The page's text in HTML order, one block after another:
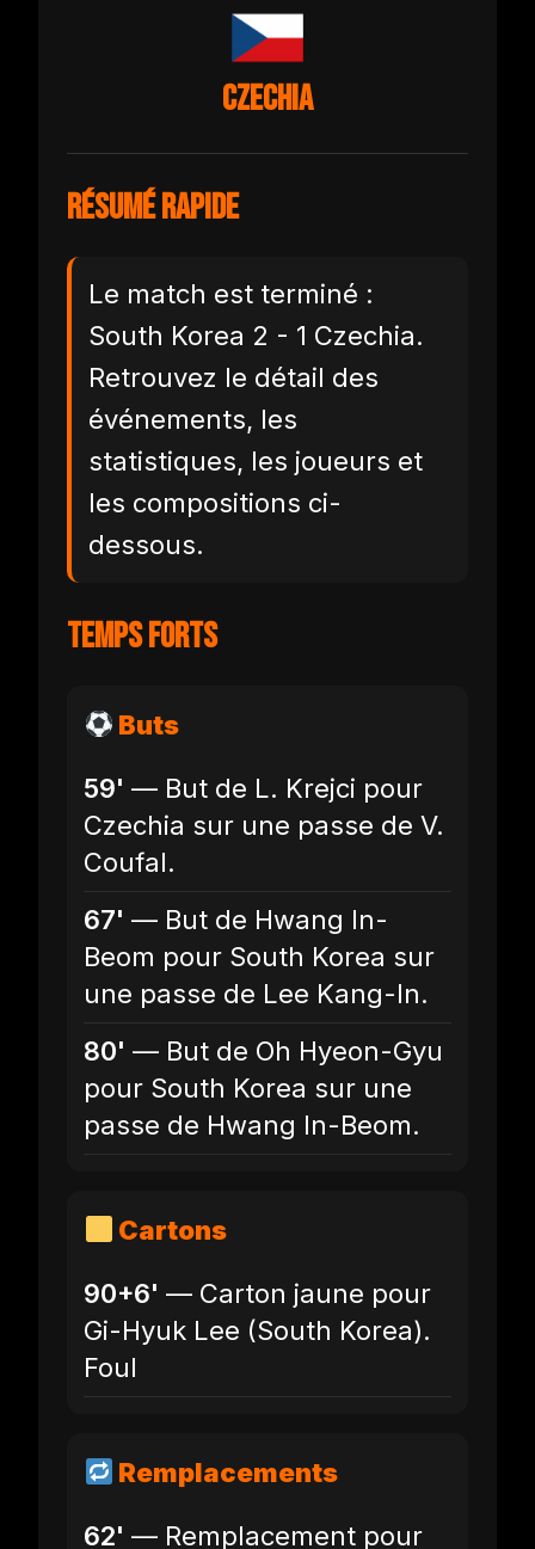
Czechia
Résumé rapide
Le match est terminé :
South Korea 2 - 1 Czechia.
Retrouvez le détail des
événements, les
statistiques, les joueurs et
les compositions ci-
dessous.
Temps forts
Buts
59' — But de L. Krejci pour
Czechia sur une passe de V.
Coufal.
67' — But de Hwang In-
Beom pour South Korea sur
une passe de Lee Kang-In.
80' — But de Oh Hyeon-Gyu
pour South Korea sur une
passe de Hwang In-Beom.
Cartons
90+6' — Carton jaune pour
Gi-Hyuk Lee (South Korea).
Foul
Remplacements
62' — Remplacement pour